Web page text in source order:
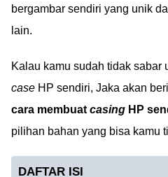
bergambar sendiri yang unik
lain.
Kalau kamu sudah tidak sabar
case HP sendiri, Jaka akan
cara membuat casing HP
pilihan bahan yang bisa kamu
DAFTAR ISI